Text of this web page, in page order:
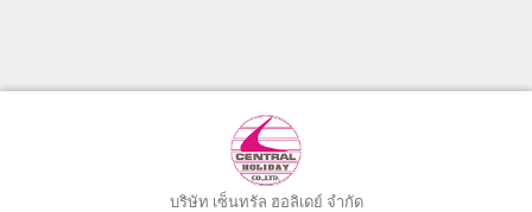
บริษัท เซ็นทรัล ฮอลิเดย์ จำกัด